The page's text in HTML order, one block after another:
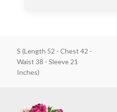
S (Length 52 - Chest 42 -
Waist 38 - Sleeve 21
Inches)